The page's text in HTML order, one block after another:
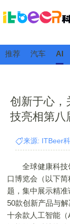
推荐 汽车 AI
创新于心，
技亮相第八
来源: ITBeer
全球健康科技
口博览会（以下
题，集中展示精
50款创新产品与
十余款人工智能